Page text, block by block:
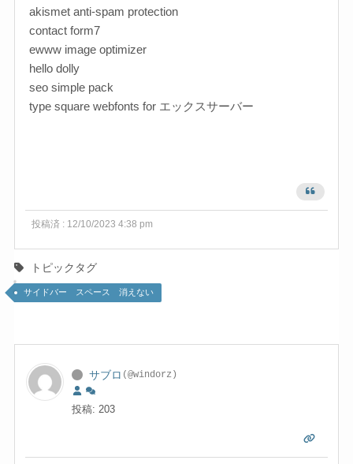
akismet anti-spam protection
contact form7
ewww image optimizer
hello dolly
seo simple pack
type square webfonts for エックスサーバー
投稿済 : 12/10/2023 4:38 pm
トピックタグ
サイドバー スペース 消えない
サブロ (@windorz)
投稿: 203